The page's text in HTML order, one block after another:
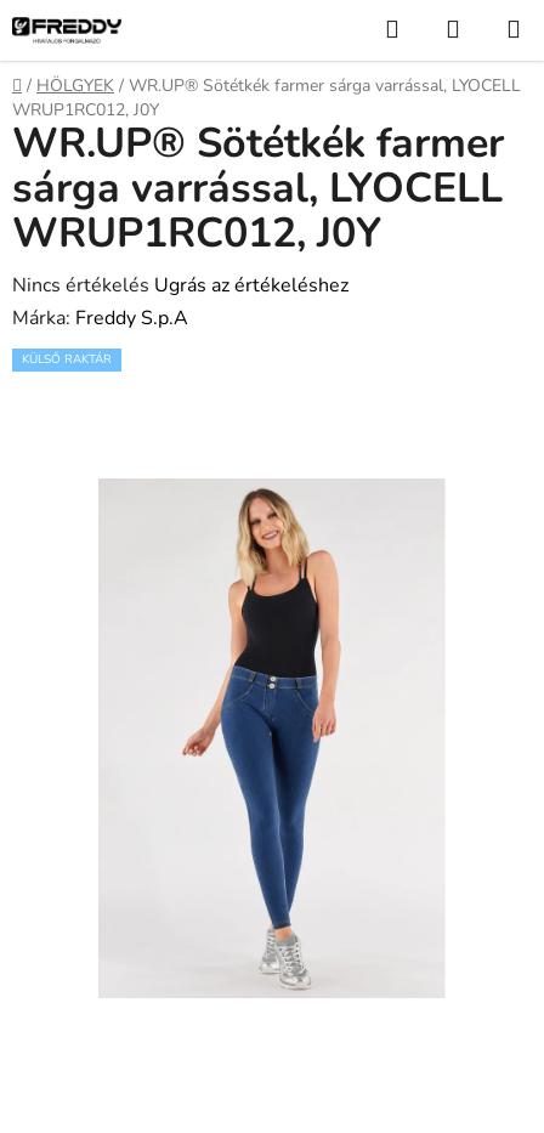
Ugrás
fő
tartalomhoz
KeresésKOSÁR
Kezdőlap
/ HÖLGYEK / WR.UP® Sötétkék farmer sárga varrással, LYOCELL
WRUP1RC012, J0Y
WR.UP® Sötétkék farmer
sárga varrással, LYOCELL
WRUP1RC012, J0Y
A
termék
átlagos
Nincs értékelés Ugrás az értékeléshez
Márka: Freddy S.p.A
KÜLSŐ RAKTÁR